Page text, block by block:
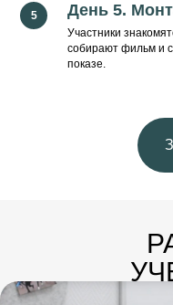
День 5.
Участники
собирают фильм и
показе.